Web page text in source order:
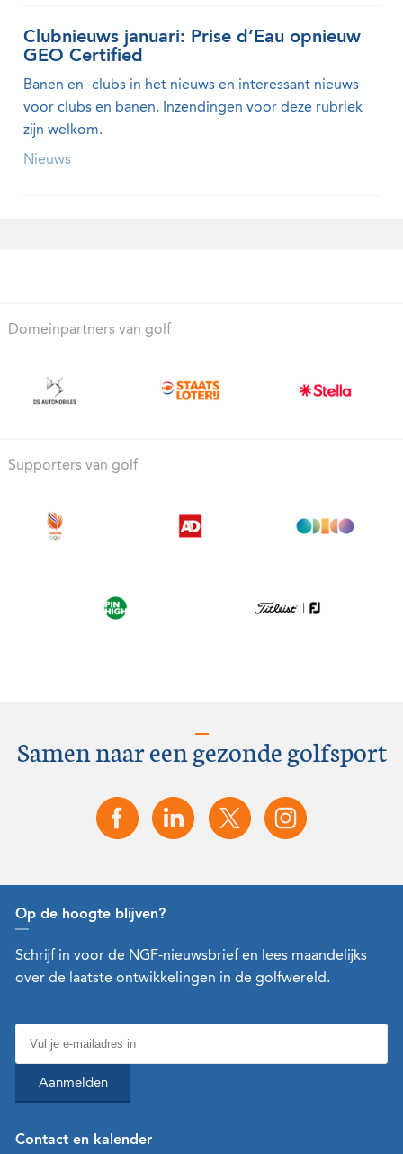
Clubnieuws januari: Prise d’Eau opnieuw
GEO Certified
Banen en -clubs in het nieuws en interessant nieuws
voor clubs en banen. Inzendingen voor deze rubriek
zijn welkom.
Nieuws
Domeinpartners van golf
Supporters van golf
Samen naar een gezonde golfsport
Op de hoogte blijven?
Schrijf in voor de NGF-nieuwsbrief en lees maandelijks
over de laatste ontwikkelingen in de golfwereld.
Aanmelden
Contact en kalender